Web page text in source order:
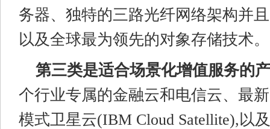
务器、独特的三路光纤网络架构并
以及全球最为领先的对象存储技术。
第三类是适合场景化增值服务的
个行业专属的金融云和电信云、最
模式卫星云(IBM Cloud Satellite),以